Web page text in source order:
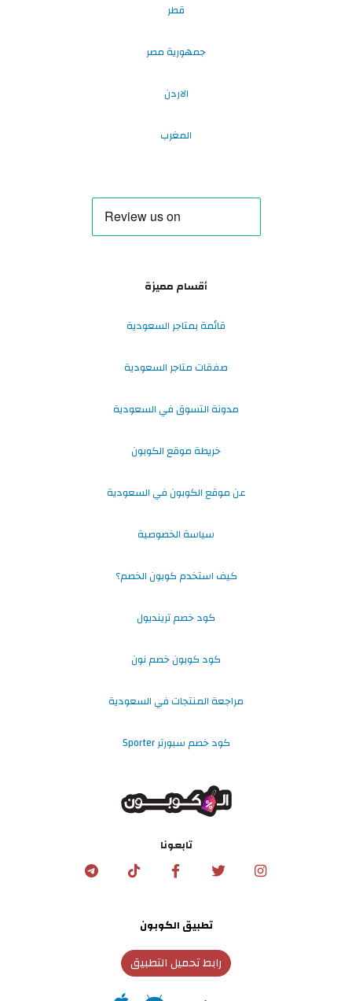
قطر
جمهورية مصر
الاردن
المغرب
أقسام مميزة
قائمة بمتاجر السعودية
صفقات متاجر السعودية
مدونة التسوق في السعودية
خريطة موقع الكوبون
عن موقع الكوبون في السعودية
سياسة الخصوصية
كيف استخدم كوبون الخصم؟
كود خصم ترينديول
كود كوبون خصم نون
مراجعة المنتجات في السعودية
كود خصم سبورتر Sporter
تابعونا
تطبيق الكوبون
رابط تحميل التطبيق